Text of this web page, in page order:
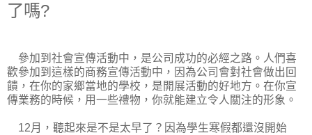
了嗎?
參加到社會宣傳活動中，是公司成功的必經之路。人們喜
歡參加到這樣的商務宣傳活動中，因為公司會對社會做出回
饋，在你的家鄉當地的學校，是開展活動的好地方。在你宣
傳業務的時候，用一些禮物，你就能建立令人關注的形象。
12月，聽起來是不是太早了？因為學生寒假都還沒開始